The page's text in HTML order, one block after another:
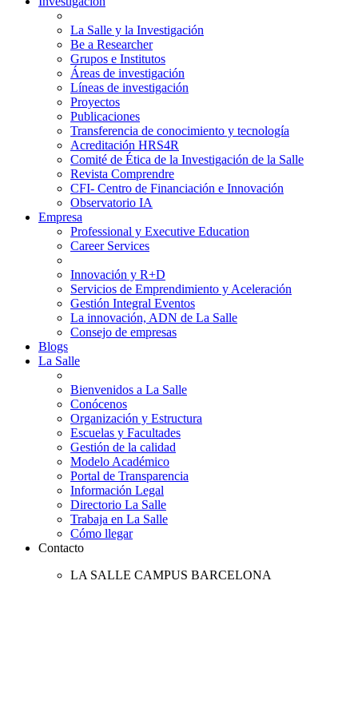
La Salle y la Investigación
Be a Researcher
Grupos e Institutos
Áreas de investigación
Líneas de investigación
Proyectos
Publicaciones
Transferencia de conocimiento y tecnología
Acreditación HRS4R
Comité de Ética de la Investigación de la Salle
Revista Comprendre
CFI- Centro de Financiación e Innovación
Observatorio IA
Empresa
Professional y Executive Education
Career Services
Innovación y R+D
Servicios de Emprendimiento y Aceleración
Gestión Integral Eventos
La innovación, ADN de La Salle
Consejo de empresas
Blogs
La Salle
Bienvenidos a La Salle
Conócenos
Organización y Estructura
Escuelas y Facultades
Gestión de la calidad
Modelo Académico
Portal de Transparencia
Información Legal
Directorio La Salle
Trabaja en La Salle
Cómo llegar
Contacto
LA SALLE CAMPUS BARCELONA